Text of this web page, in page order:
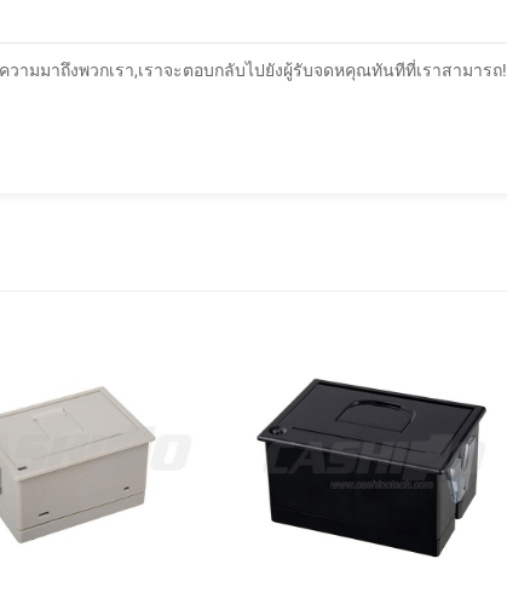
มมาถึงพวกเรา,เราจะตอบกลับไปยังผู้รับจดหคุณทันทีที่เราสามารถ!